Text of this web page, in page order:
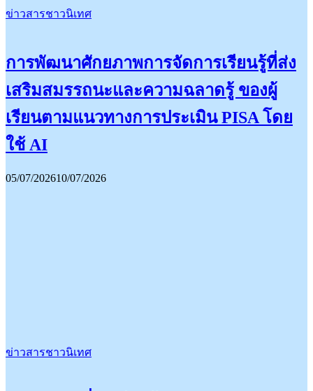
ข่าวสารชาวนิเทศ
การพัฒนาศักยภาพการจัดการเรียนรู้ที่ส่ง
เสริมสมรรถนะและความฉลาดรู้ ของผู้
เรียนตามแนวทางการประเมิน PISA โดย
ใช้ AI
05/07/202610/07/2026
ข่าวสารชาวนิเทศ